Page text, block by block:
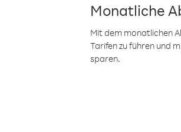
Monatliche
Mit dem monatlichen
Tarifen zu führen und
sparen.